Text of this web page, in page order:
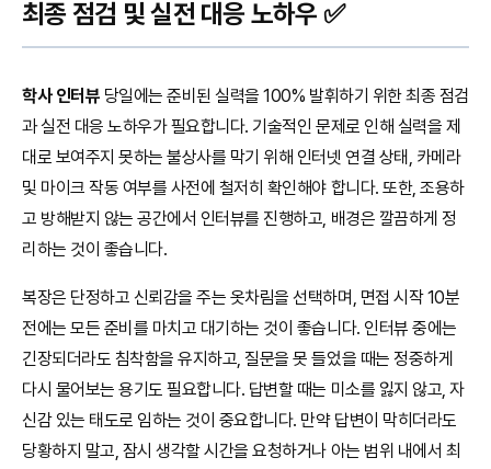
최종 점검 및 실전 대응 노하우 ✅
학사 인터뷰 당일에는 준비된 실력을 100% 발휘하기 위한 최종 점검
과 실전 대응 노하우가 필요합니다. 기술적인 문제로 인해 실력을 제
대로 보여주지 못하는 불상사를 막기 위해 인터넷 연결 상태, 카메라
및 마이크 작동 여부를 사전에 철저히 확인해야 합니다. 또한, 조용하
고 방해받지 않는 공간에서 인터뷰를 진행하고, 배경은 깔끔하게 정
리하는 것이 좋습니다.
복장은 단정하고 신뢰감을 주는 옷차림을 선택하며, 면접 시작 10분
전에는 모든 준비를 마치고 대기하는 것이 좋습니다. 인터뷰 중에는
긴장되더라도 침착함을 유지하고, 질문을 못 들었을 때는 정중하게
다시 물어보는 용기도 필요합니다. 답변할 때는 미소를 잃지 않고, 자
신감 있는 태도로 임하는 것이 중요합니다. 만약 답변이 막히더라도
당황하지 말고, 잠시 생각할 시간을 요청하거나 아는 범위 내에서 최